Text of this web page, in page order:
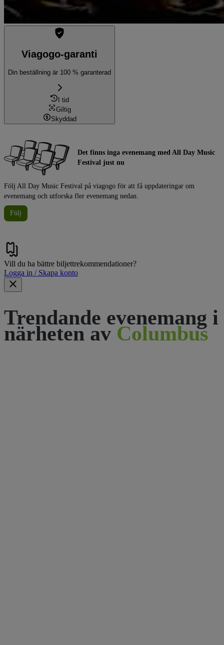
Viagogo-garanti
Din beställning är 100 % garanterad
I tid
Giltig
Skyddad
Det finns inga evenemang med All Day Music
Festival just nu
Följ All Day Music Festival på viagogo för att få uppdateringar om
evenemang och utforska fler evenemang nedan.
Följ
Vill du ha bättre biljettrekommendationer?
Logga in / Skapa konto
Trendande evenemang i
närheten av Columbus